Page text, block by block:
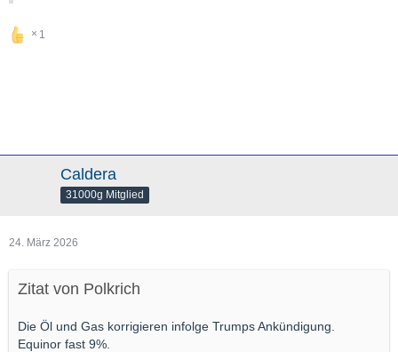
1
Caldera
31000g Mitglied
24. März 2026
Zitat von Polkrich
Die Öl und Gas korrigieren infolge Trumps Ankündigung.
Equinor fast 9%.